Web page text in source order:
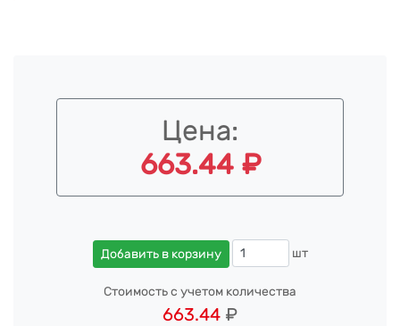
Цена:
663.44 ₽
Добавить в корзину шт
Стоимость с учетом количества
663.44 ₽